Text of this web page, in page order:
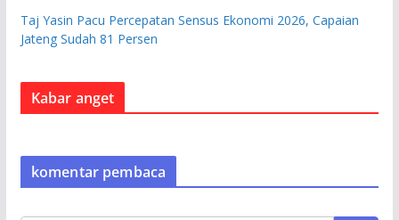
Taj Yasin Pacu Percepatan Sensus Ekonomi 2026, Capaian
Jateng Sudah 81 Persen
Kabar anget
komentar pembaca